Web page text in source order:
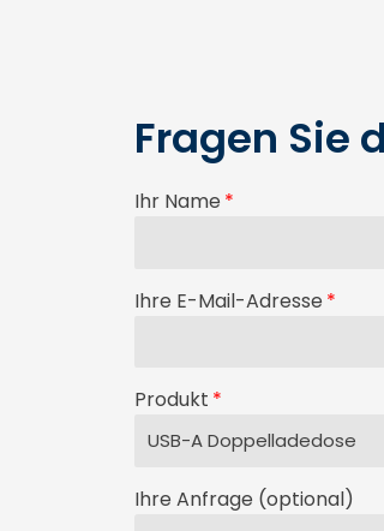
Fragen Sie
Ihr Name
Ihre E-Mail-Adresse
Produkt
Ihre Anfrage (optional)